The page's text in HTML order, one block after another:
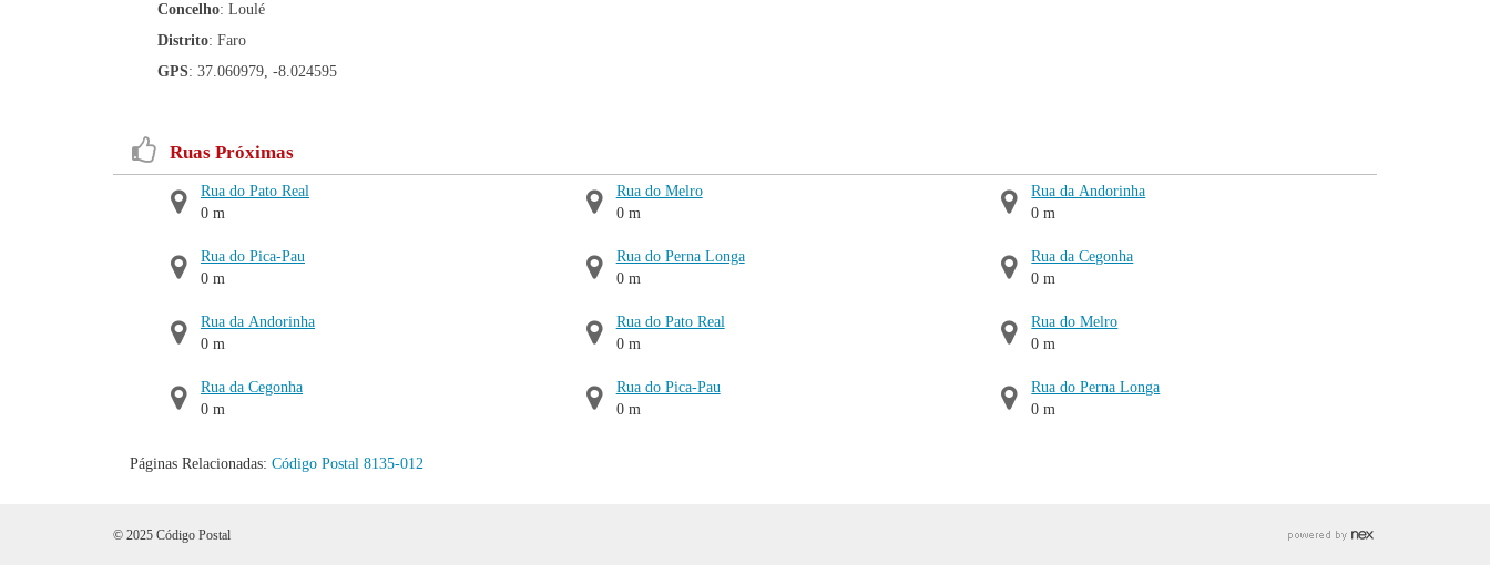
Concelho: Loulé
Distrito: Faro
GPS: 37.060979, -8.024595
Ruas Próximas
Rua do Pato Real
0 m
Rua do Pica-Pau
0 m
Rua da Andorinha
0 m
Rua da Cegonha
0 m
Rua do Melro
0 m
Rua do Perna Longa
0 m
Rua do Pato Real
0 m
Rua do Pica-Pau
0 m
Rua da Andorinha
0 m
Rua da Cegonha
0 m
Rua do Melro
0 m
Rua do Perna Longa
0 m
Páginas Relacionadas: Código Postal 8135-012
© 2025 Código Postal